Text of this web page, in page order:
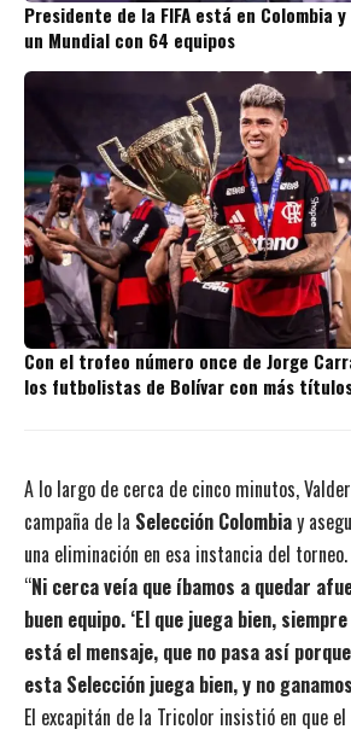
Presidente de la FIFA está en Colombia
un Mundial con 64 equipos
Con el trofeo número once de Jorge
los futbolistas de Bolívar con más
A lo largo de cerca de cinco minutos,
campaña de la Selección Colombiay
una eliminación en esa instancia del torneo.
“Ni cerca veía que íbamos a quedar
buen equipo. ‘El que juega bien,
está el mensaje, que no pasa así
esta Selección juega bien, y no ganamos
El excapitán de la Tricolor insistió en que el